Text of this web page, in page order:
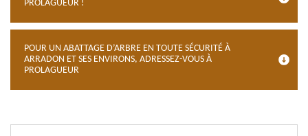
PROLAGUEUR !
POUR UN ABATTAGE D’ARBRE EN TOUTE SÉCURITÉ À
ARRADON ET SES ENVIRONS, ADRESSEZ-VOUS À
PROLAGUEUR